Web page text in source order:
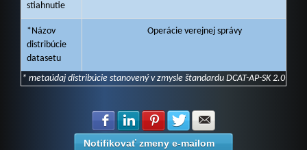
stiahnutie
*Názov
distribúcie
datasetu
Operácie verejnej správy
* metaúdaj distribúcie stanovený v zmysle štandardu DCAT-AP-SK 2.0
Zdielať na Facebook
Zdielať na LinkedIn
Zdielať na Pinterest
Zdielať na Twitter
Notifikovať zmeny e-mailom